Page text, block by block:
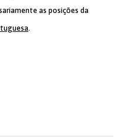
as posições da
.